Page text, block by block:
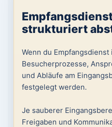
strukturiert
Wenn du
Besucherprozesse,
und Abläufe am
festgelegt werden.
Je sauberer
Freigaben und